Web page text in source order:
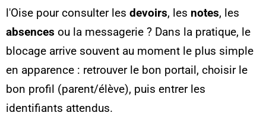
l'Oise pour consulter les devoirs, les notes, les
absences ou la messagerie ? Dans la pratique, le
blocage arrive souvent au moment le plus simple
en apparence : retrouver le bon portail, choisir le
bon profil (parent/élève), puis entrer les
identifiants attendus.